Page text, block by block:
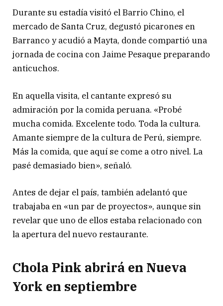
Durante su estadía visitó el Barrio Chino, el
mercado de Santa Cruz, degustó picarones en
Barranco y acudió a Mayta, donde compartió una
jornada de cocina con Jaime Pesaque preparando
anticuchos.
En aquella visita, el cantante expresó su
admiración por la comida peruana. «Probé
mucha comida. Excelente todo. Toda la cultura.
Amante siempre de la cultura de Perú, siempre.
Más la comida, que aquí se come a otro nivel. La
pasé demasiado bien», señaló.
Antes de dejar el país, también adelantó que
trabajaba en «un par de proyectos», aunque sin
revelar que uno de ellos estaba relacionado con
la apertura del nuevo restaurante.
Chola Pink abrirá en Nueva
York en septiembre